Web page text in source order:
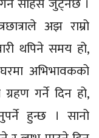
अझ राम्रो
थपिने समय हो,
घरमा अभिभावकको
गर्ने दिन हो,
हुन्छ । सानो